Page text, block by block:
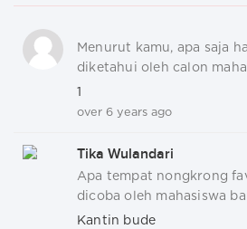
Menurut kamu, apa saja
diketahui oleh calon
1
over 6 years ago
Tika Wulandari
Apa tempat nongkrong
dicoba oleh mahasiswa
Kantin bude